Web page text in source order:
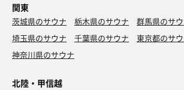
関東
茨城県のサウナ 栃木県のサウナ
群馬県のサ
埼玉県のサウナ
千葉県のサウナ
東京都のサ
神奈川県のサウナ
北陸・甲信越